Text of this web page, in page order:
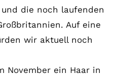
die noch laufenden
Auf eine
wir aktuell noch
November ein Haar in